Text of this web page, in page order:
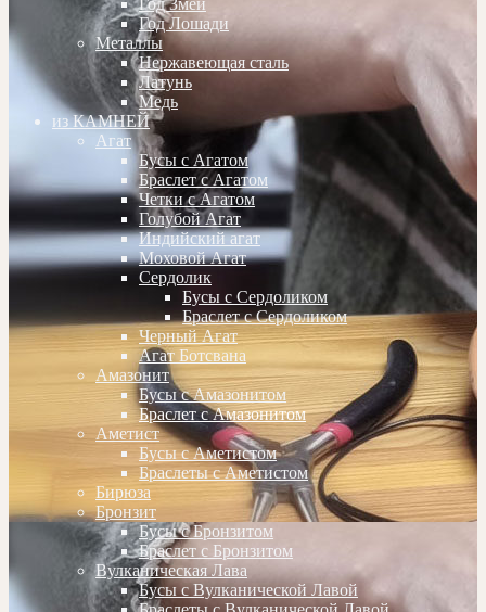
Год Змеи
Год Лошади
Металлы
Нержавеющая сталь
Латунь
Медь
из КАМНЕЙ
Агат
Бусы с Агатом
Браслет с Агатом
Четки с Агатом
Голубой Агат
Индийский агат
Моховой Агат
Сердолик
Бусы с Сердоликом
Браслет с Сердоликом
Черный Агат
Агат Ботсвана
Амазонит
Бусы с Амазонитом
Браслет с Амазонитом
Аметист
Бусы с Аметистом
Браслеты с Аметистом
Бирюза
Бронзит
Бусы с Бронзитом
Браслет с Бронзитом
Вулканическая Лава
Бусы с Вулканической Лавой